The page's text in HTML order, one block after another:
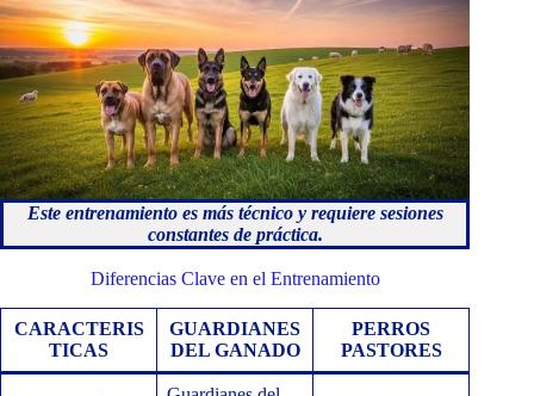
Este entrenamiento es más técnico y requiere sesiones
constantes de práctica.
Diferencias Clave en el Entrenamiento
CARACTERIS
TICAS
GUARDIANES
DEL GANADO
PERROS
PASTORES